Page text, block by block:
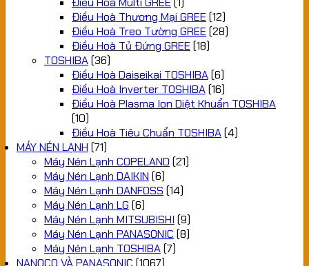
Điều Hoà Thương Mại GREE (12)
Điều Hoà Treo Tường GREE (28)
Điều Hoà Tủ Đứng GREE (18)
TOSHIBA(36)
Điều Hoà Daiseikai TOSHIBA(6)
Điều Hoà Inverter TOSHIBA(16)
Điều Hoà Plasma Ion Diệt Khuẩn TOSHIBA
(10)
Điều Hoà Tiêu Chuẩn TOSHIBA(4)
MÁY NÉN LẠNH (71)
Máy Nén Lạnh COPELAND (21)
Máy Nén Lạnh DAIKIN (6)
Máy Nén Lạnh DANFOSS (14)
Máy Nén Lạnh LG (6)
Máy Nén Lạnh MITSUBISHI (9)
Máy Nén Lạnh PANASONIC (8)
Máy Nén Lạnh TOSHIBA(7)
NANOCO VÀ PANASONIC (1067)